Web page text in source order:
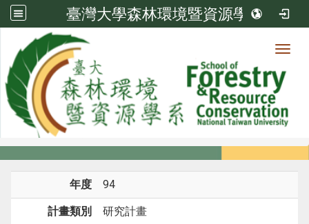
臺灣大學森林環境暨資源學系
系所成員
系所成員
年度 94
計畫類別 研究計畫